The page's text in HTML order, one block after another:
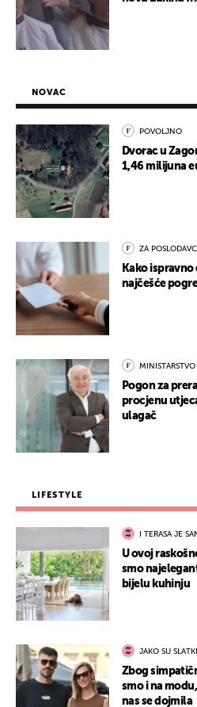
NOVAC
POVOLJNO
Dvorac u
1,46 milijuna
ZA
Kako
najčešće
Pogon za
procjenu
ulagač
LIFESTYLE
I TERASA JE
U ovoj
smo
bijelu kuhinju
JAKO SU
Zbog
smo i na
nas se dojmila